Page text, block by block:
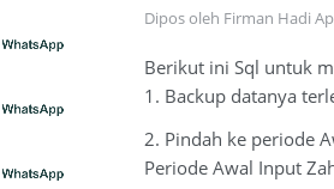
Dipos oleh Firman Hadi
Berikut ini Sql untuk
1. Backup datanya
2. Pindah ke periode
Periode Awal Input